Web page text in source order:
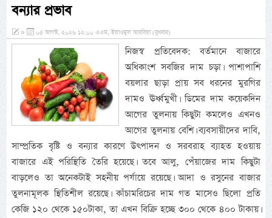
বন্যার প্রভাব
» ০৫ আগস্ট, ২০২৬ ১২:০০ এএম, ইয়াওমুল আরবিয়া (বুধবার)
নিজস্ব প্রতিবেদক: বর্তমানে বাজারে
অধিকাংশ সবজির দাম চড়া। পাশাপাশি
বয়লার ছাড়া প্রায় সব ধরনের মুরগির
দামও ঊর্ধ্বমুখী। ডিমের দাম কয়েকদিন
আগের তুলনায় কিছুটা কমলেও এখনও
আগের তুলনায় বেশি। ব্যবসায়ীদের দাবি,
সাম্প্রতিক বৃষ্টি ও বন্যার কারণে উৎপাদন ও সরবরাহ ব্যাহত হওয়ায়
বাজারে এই পরিস্থিতি তৈরি হয়েছে। তবে আলু, পেঁয়াজের দাম কিছুটা
বাড়লেও তা অনেকটাই সহনীয় পর্যায়ে রয়েছে। আদা ও রসুনের বাজার
তুলনামূলক স্থিতিশীল রয়েছে। কাঁচামরিচের দাম গত মাসেও ছিলো প্রতি
কেজি ১২০ থেকে ১৫০টাকা, তা এখন বিক্রি হচ্ছে ৩০০ থেকে ৪০০ টাকায়।